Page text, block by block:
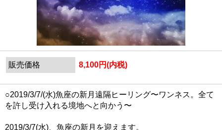
販売価格 8,100円(内税)
○2019/3/7/(水)魚座の新月遠隔ヒーリング〜ワンネス。全て
を許し受け入れる境地へと向かう〜
2019/3/7(水)、魚座の新月を迎えます。